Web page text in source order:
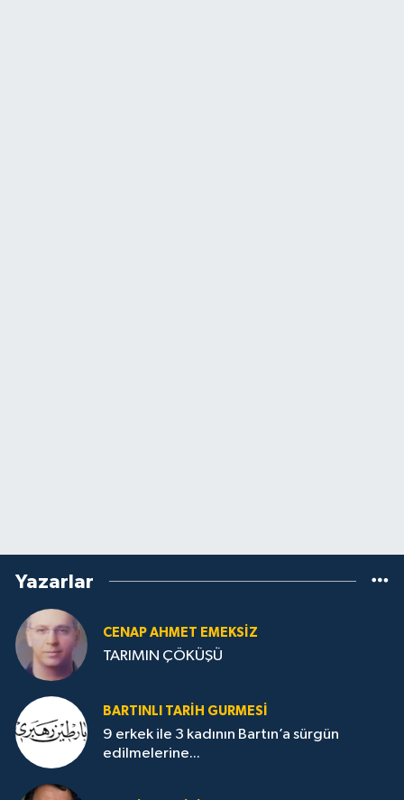
Yazarlar
CENAP AHMET EMEKSİZ
TARIMIN ÇÖKÜŞÜ
BARTINLI TARIH GURMESI
9 erkek ile 3 kadının Bartın’a sürgün
edilmelerine...